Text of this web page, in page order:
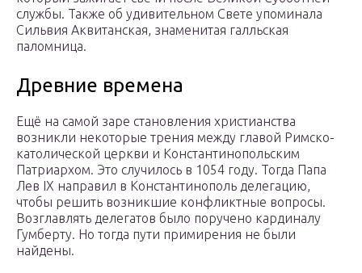
службы. Также об удивительном Свете упоминала
Сильвия Аквитанская, знаменитая галльская
паломница.
Древние времена
Ещё на самой заре становления христианства
возникли некоторые трения между главой Римско-
католической церкви и Константинопольским
Патриархом. Это случилось в 1054 году. Тогда Папа
Лев IX направил в Константинополь делегацию,
чтобы решить возникшие конфликтные вопросы.
Возглавлять делегатов было поручено кардиналу
Гумберту. Но тогда пути примирения не были
найдены.